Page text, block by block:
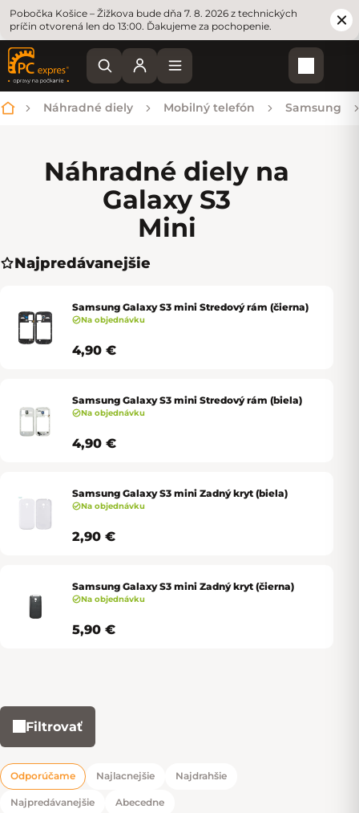
Pobočka Košice – Žižkova bude dňa 7. 8. 2026 z technických
príčin otvorená len do 13:00. Ďakujeme za pochopenie.
Domov
Náhradné diely Mobilný telefón Samsung
Náhradné diely na
Galaxy S3
Mini
Najpredávanejšie
Samsung Galaxy S3 mini Stredový rám (čierna)
Na objednávku
4,90 €
Samsung Galaxy S3 mini Stredový rám (biela)
Na objednávku
4,90 €
Samsung Galaxy S3 mini Zadný kryt (biela)
Na objednávku
2,90 €
Samsung Galaxy S3 mini Zadný kryt (čierna)
Na objednávku
5,90 €
Filtrovať
Radenie produktov
Odporúčame Najlacnejšie Najdrahšie
Najpredávanejšie
Abecedne
Výpis produktov